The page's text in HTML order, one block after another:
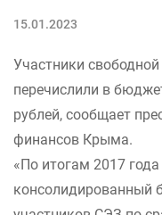
15.01.2023
Участники
перечислили в
рублей, сообщает
финансов Крыма.
«По итогам 2017
консолидированный